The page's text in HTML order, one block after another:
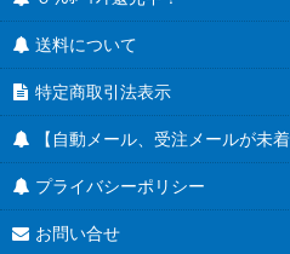
送料について
特定商取引法表示
【自動メール、受注メールが未
プライバシーポリシー
お問い合せ